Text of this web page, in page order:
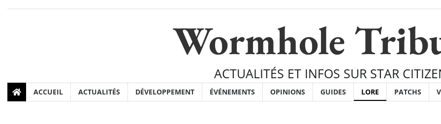
Wormhole
ACTUALITÉS ET INFOS SUR STAR
ACCUEIL ACTUALITÉS DÉVELOPPEMENT ÉVÉNEMENTS OPINIONS GUIDES LORE PATCHS